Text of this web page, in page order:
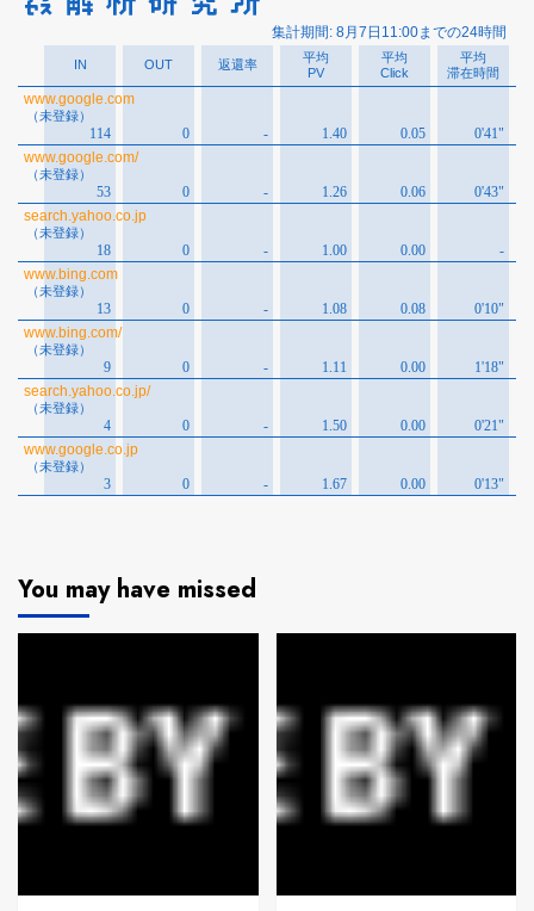
You may have missed